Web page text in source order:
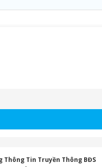
Thông Tin Truyền Thông BĐS